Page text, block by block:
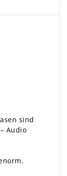
sind
Audio